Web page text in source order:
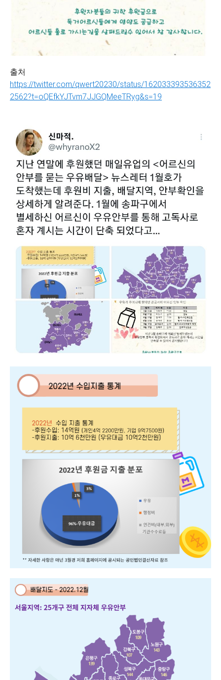
출처
https://twitter.com/qwert20230/status/162033393536352
2562?t=oQEfkYJTvm7JJGQMeeTRyg&s=19